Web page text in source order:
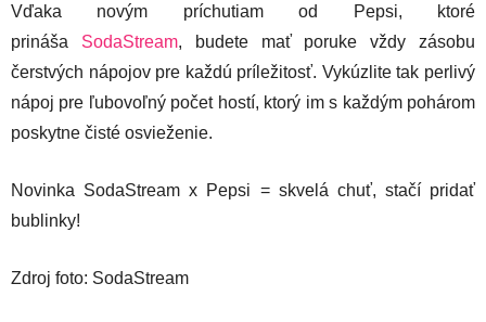
Vďaka novým príchutiam od Pepsi, ktoré
prináša SodaStream, budete mať poruke vždy zásobu
čerstvých nápojov pre každú príležitosť. Vykúzlite tak perlivý
nápoj pre ľubovoľný počet hostí, ktorý im s každým pohárom
poskytne čisté osvieženie.
Novinka SodaStream x Pepsi = skvelá chuť, stačí pridať
bublinky!
Zdroj foto: SodaStream